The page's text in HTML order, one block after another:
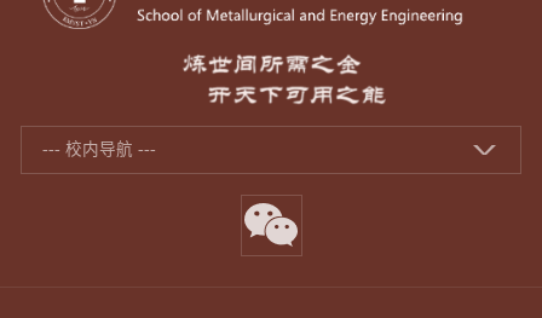
--- 校内导航 ---